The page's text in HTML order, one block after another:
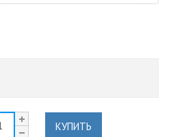
КУПИТЬ